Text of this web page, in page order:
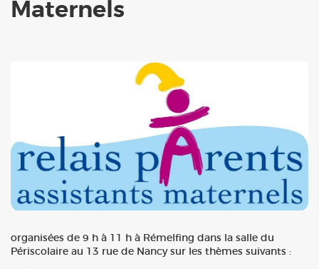
Maternels
organisées de 9 h à 11 h à Rémelfing dans la salle du
Périscolaire au 13 rue de Nancy sur les thèmes suivants :